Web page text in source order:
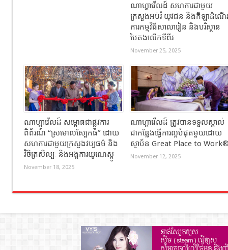
ណាហ្គាវើលដ៍ សហការជាមួយ
ក្រសួងអប់រំ យុវជន និងកីឡាដំណើរ
ការកម្មវិធីសាលារៀន និងបរិស្ថាន
បៃតងលើកទីពីរ
November 25, 2025
ណាហ្គាវើលដ៍ សម្ពោធជាផ្លូវការ
ពិព័រណ៍ “ស្រមោលស្បែកធំ” ដោយ
សហការជាមួយក្រសួងវប្បធម៌ និង
វិចិត្រសិល្បៈ និងអង្គការយូណេស្កូ
November 18, 2025
ណាហ្គាវើលដ៍ ត្រូវបានទទួលស្គាល់
ជាកន្លែងធ្វើការល្អបំផុតមួយដោយ
ស្ថាប័ន Great Place to
November 12, 2025